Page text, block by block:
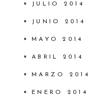
JULIO 2014
JUNIO 2014
MAYO 2014
ABRIL 2014
MARZO 2014
ENERO 2014